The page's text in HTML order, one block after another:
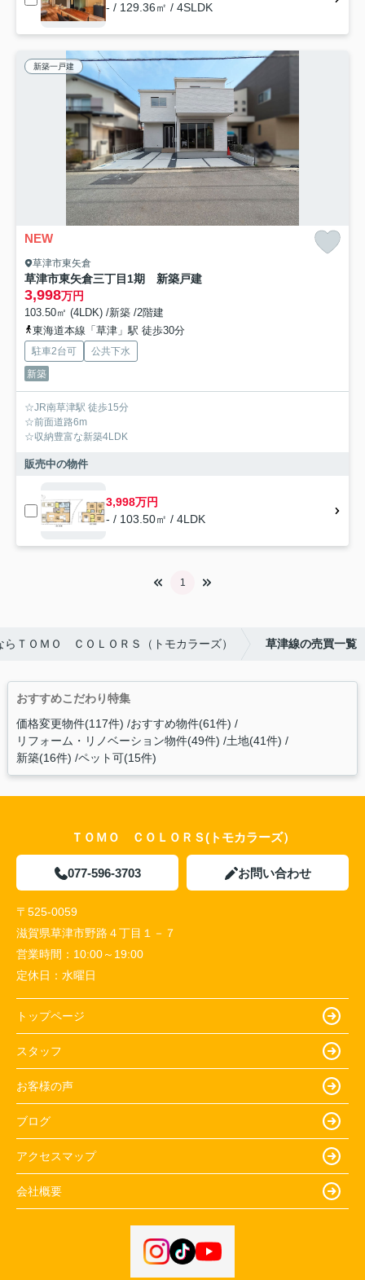
- / 129.36㎡ / 4SLDK
新築一戸建
NEW
草津市東矢倉
草津市東矢倉三丁目1期 新築戸建
3,998万円
103.50㎡ (4LDK) /新築 /2階建
東海道本線「草津」駅 徒歩30分
駐車2台可
公共下水
新築
☆JR南草津駅 徒歩15分
☆前面道路6m
☆収納豊富な新築4LDK
販売中の物件
3,998万円
- / 103.50㎡ / 4LDK
1
ＴＯＭＯ ＣＯＬＯＲＳ（トモカラーズ） 草津線の売買一覧
おすすめこだわり特集
価格変更物件(117件) おすすめ物件(61件)
リフォーム・リノベーション物件(49件) 土地(41件)
新築(16件) ペット可(15件)
ＴＯＭＯ ＣＯＬＯＲＳ(トモカラーズ）
077-596-3703 お問い合わせ
〒525-0059
滋賀県草津市野路４丁目１－７
営業時間： 10:00～19:00
定休日： 水曜日
トップページ
スタッフ
お客様の声
ブログ
アクセスマップ
会社概要